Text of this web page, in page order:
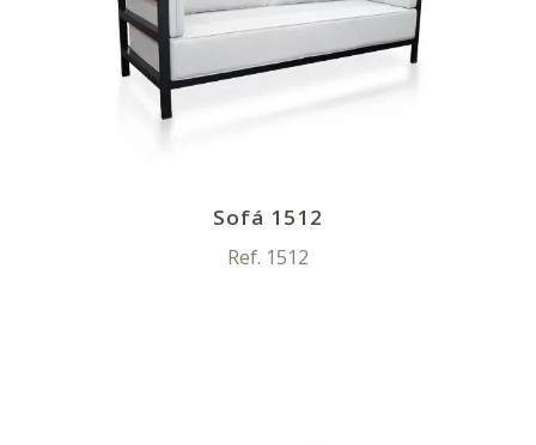
Sofá 1512
Ref. 1512